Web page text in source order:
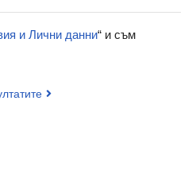
и Лични данни“ и съм